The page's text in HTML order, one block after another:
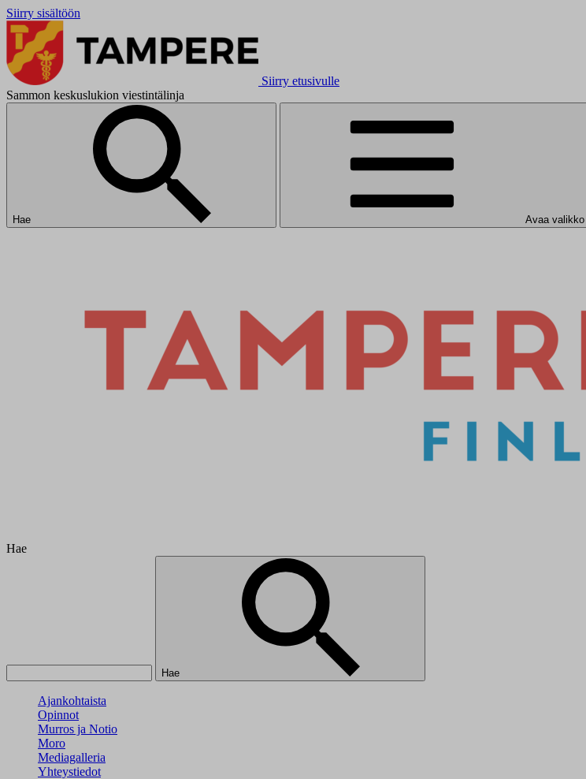
Siirry sisältöön
Siirry etusivulle
Sammon keskuslukion viestintälinja
Hae Avaa valikko
Hae
Hae
Ajankohtaista
Opinnot
Murros ja Notio
Moro
Mediagalleria
Yhteystiedot